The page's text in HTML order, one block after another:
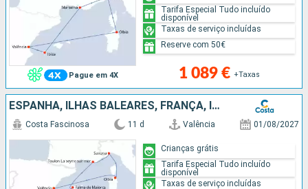
Pague em 4X 1 089 € +Taxas
Tarifa Especial Tudo incluído
disponível
Taxas de serviço incluídas
Reserve com 50€
ESPANHA, ILHAS BALEARES, FRANÇA, ITÁLIA
Costa Fascinosa 11 d Valência 01/08/2027
Crianças grátis
Tarifa Especial Tudo incluído
disponível
Taxas de serviço incluídas